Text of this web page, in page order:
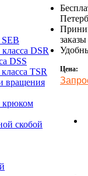
DSR
DSS
TSR
вращения
крюком
скобой
заказы
Цена: